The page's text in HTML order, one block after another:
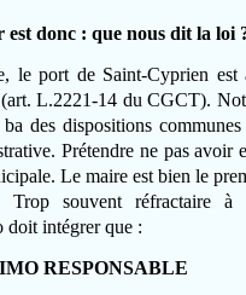
donc : que nous dit la loi
le port de Saint-Cyprien est
(art. L.2221-14 du CGCT).
des dispositions
Prétendre ne pas avoir
Le maire est bien le
Trop souvent réfractaire
doit intégrer que :
RESPONSABLE